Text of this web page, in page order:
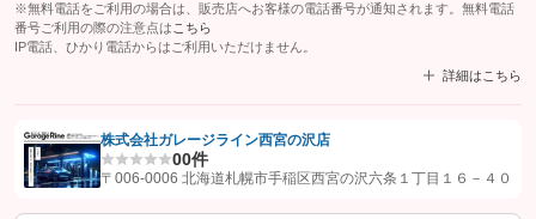
※無料電話をご利用の場合は、販売店へお客様の電話番号が通知されます。無料電話
番号ご利用の際の注意点は こちら
IP電話、ひかり電話からはご利用いただけません。
詳細はこちら
【STEP1】認証画面でグーネットを友だち追加してから「許可する」ボタンを押
株式会社ガレージライン西宮の沢店
00件
〒006-0006 北海道札幌市手稲区西宮の沢六条１丁目１６－４０